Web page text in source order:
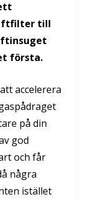
till
första.
accelerera
på din
god
och får
några
istället